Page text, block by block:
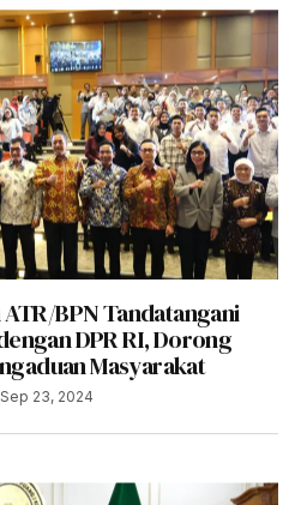
BPN Tandatangani
DPR RI, Dorong
Masyarakat
Sep 23, 2024